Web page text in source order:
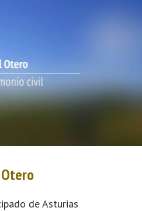
de Asturias